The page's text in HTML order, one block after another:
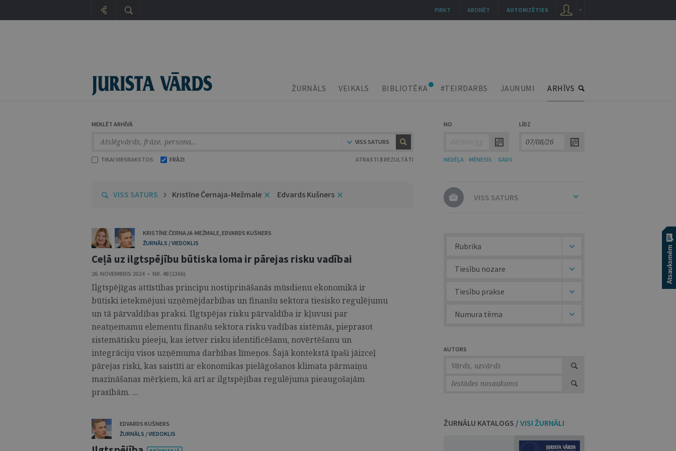
ŽURNĀLS VEIKALS BIBLIOTĒKA #TEIRDARBS JAUNUMI ARHĪVS
MEKLĒT ARHĪVĀ
VISS SATURS
TIKAI VIRSRAKSTOS FRĀZI ATRASTI 3 REZULTĀTI
NO LĪDZ
NEDĒĻA MĒNESIS GADS
VISS SATURS Kristīne Černaja-Mežmale Edvards Kušners
KRISTĪNE ČERNAJA-MEŽMALE,EDVARDS KUŠNERS
ŽURNĀLS / VIEDOKLIS
Ceļā uz ilgtspējību būtiska loma ir pārejas risku vadībai
26. NOVEMBRIS 2024 • NR. 48 (1366)
Ilgtspējīgas attīstības principu nostiprināšanās mūsdienu ekonomikā ir
būtiski ietekmējusi uzņēmējdarbības un finanšu sektora tiesisko regulējumu
un tā pārvaldības praksi. Ilgtspējas risku pārvaldība ir kļuvusi par
neatņemamu elementu finanšu sektora risku vadības sistēmās, pieprasot
sistemātisku pieeju, kas ietver risku identificēšanu, novērtēšanu un
integrāciju visos uzņēmuma darbības līmeņos. Šajā kontekstā īpaši jāizceļ
pārejas riski, kas saistīti ar ekonomikas pielāgošanos klimata pārmaiņu
mazināšanas mērķiem, kā arī ar ilgtspējības regulējuma pieaugošajām
prasībām. ...
EDVARDS KUŠNERS
ŽURNĀLS / VIEDOKLIS
VISS SATURS
Rubrika
Tiesību nozare
Tiesību prakse
Numura tēma
AUTORS
ŽURNĀLU KATALOGS / VISI ŽURNĀLI
AUTORIZĒTIES
ABONĒT
PIRKT